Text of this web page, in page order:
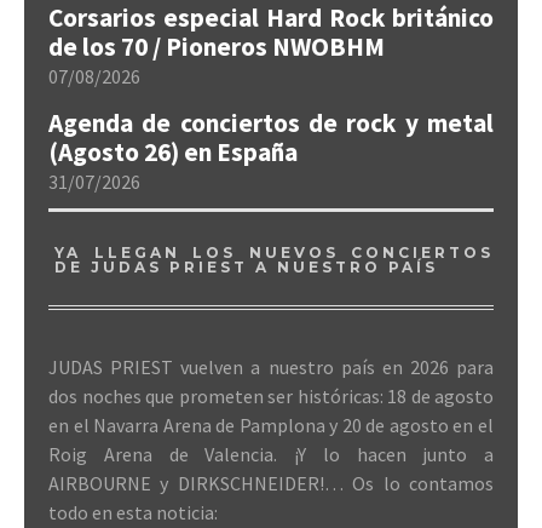
Corsarios especial Hard Rock británico
de los 70 / Pioneros NWOBHM
07/08/2026
Agenda de conciertos de rock y metal
(Agosto 26) en España
31/07/2026
YA LLEGAN LOS NUEVOS CONCIERTOS
DE JUDAS PRIEST A NUESTRO PAÍS
JUDAS PRIEST vuelven a nuestro país en 2026 para
dos noches que prometen ser históricas: 18 de agosto
en el Navarra Arena de Pamplona y 20 de agosto en el
Roig Arena de Valencia. ¡Y lo hacen junto a
AIRBOURNE y DIRKSCHNEIDER!… Os lo contamos
todo en esta noticia: